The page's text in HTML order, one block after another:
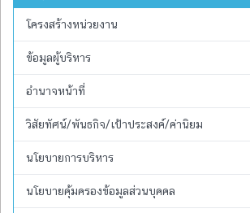
โครงสร้างหน่วยงาน
ข้อมูลผู้บริหาร
อำนาจหน้าที่
วิสัยทัศน์/พันธกิจ/เป้าประสงค์/ค่านิยม
นโยบายการบริหาร
นโยบายคุ้มครองข้อมูลส่วนบุคคล